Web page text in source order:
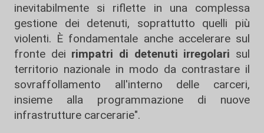
inevitabilmente si riflette in una complessa
gestione dei detenuti, soprattutto quelli più
violenti. È fondamentale anche accelerare sul
fronte dei rimpatri di detenuti irregolari sul
territorio nazionale in modo da contrastare il
sovraffollamento all'interno delle carceri,
insieme alla programmazione di nuove
infrastrutture carcerarie".